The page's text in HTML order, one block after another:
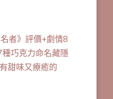
者》評價+劇情8
巧克力命名藏隱
甜味又療癒的